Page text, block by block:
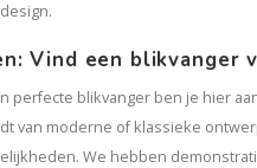
Vind een blikvanger
perfecte blikvanger ben je hier
van moderne of klassieke
We hebben